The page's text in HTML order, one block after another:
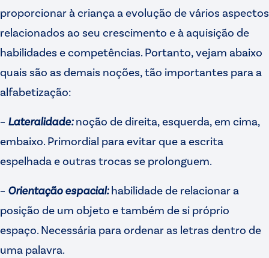
proporcionar à criança a evolução de vários aspectos
relacionados ao seu crescimento e à aquisição de
habilidades e competências. Portanto, vejam abaixo
quais são as demais noções, tão importantes para a
alfabetização:
– Lateralidade:noção de direita, esquerda, em cima,
embaixo. Primordial para evitar que a escrita
espelhada e outras trocas se prolonguem.
– Orientação espacial:habilidade de relacionar a
posição de um objeto e também de si próprio
espaço. Necessária para ordenar as letras dentro de
uma palavra.